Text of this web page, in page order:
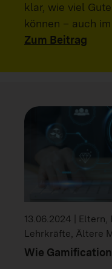
klar, wie viel
können – auch
Zum Beitrag
13.06.2024 |
Lehrkräfte, Ältere
Wie